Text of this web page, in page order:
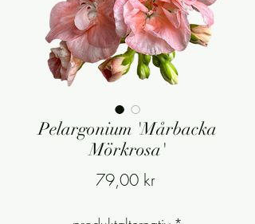
Pelargonium 'Mårbacka
Mörkrosa'
79,00 krPris